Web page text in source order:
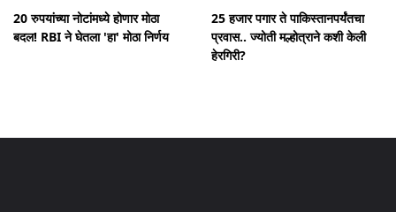
20 रुपयांच्या नोटांमध्ये होणार मोठा
बदल! RBI ने घेतला 'हा' मोठा निर्णय
25 हजार पगार ते पाकिस्तानपर्यंतचा
प्रवास.. ज्योती मल्होत्राने कशी केली
हेरगिरी?